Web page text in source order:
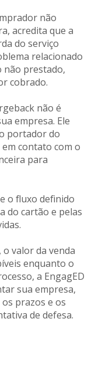
não
acredita que a
do serviço
relacionado
não prestado,
cobrado.
não é
empresa. Ele
portador do
contato com o
para
o fluxo definido
do cartão e pelas
valor da venda
enquanto o
a EngagED
sua empresa,
prazos e os
de defesa.